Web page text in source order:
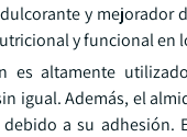
y mejorador
y funcional
es altamente
igual. Además, el
a su adhesión.